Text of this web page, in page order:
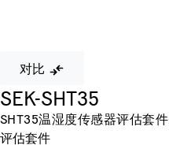
对比
SEK-SHT35
SHT35温湿度传感器评估套件
评估套件